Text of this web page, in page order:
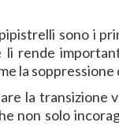
sono i
rende
la
la transizione
non solo